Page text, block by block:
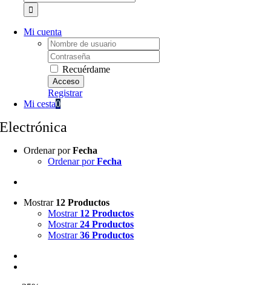
Mi cuenta
Username:
Password:
Recuérdame
Registrar
Mi cesta0
Electrónica
Ordenar porFecha
Ordenar porFecha
Mostrar 12 Productos
Mostrar 12 Productos
Mostrar24 Productos
Mostrar36 Productos